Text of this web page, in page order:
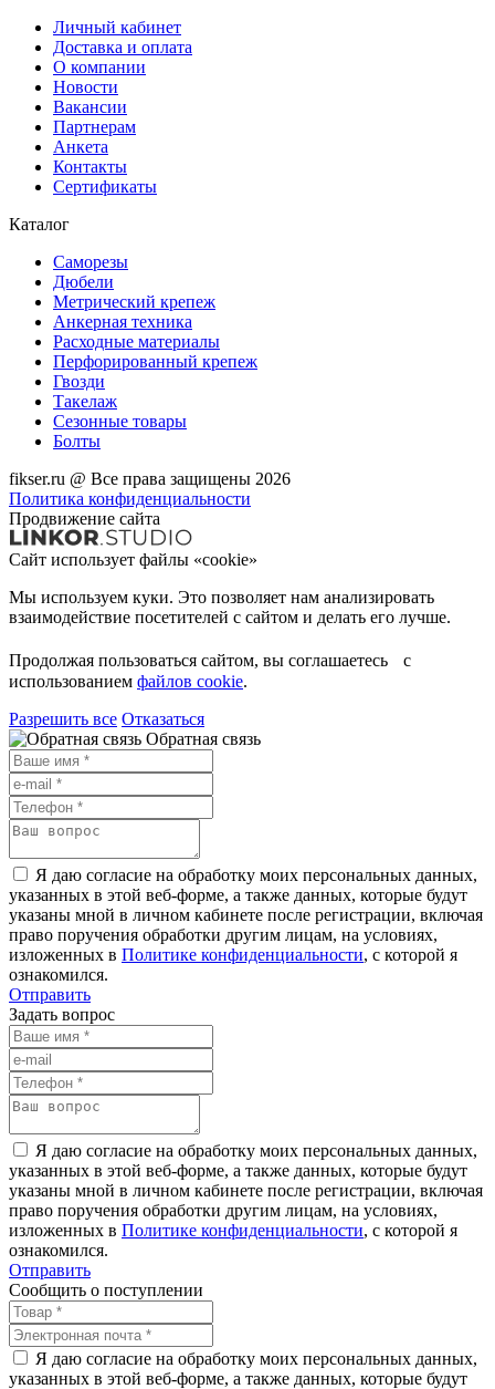
Личный кабинет
Доставка и оплата
О компании
Новости
Вакансии
Партнерам
Анкета
Контакты
Сертификаты
Каталог
Саморезы
Дюбели
Метрический крепеж
Анкерная техника
Расходные материалы
Перфорированный крепеж
Гвозди
Такелаж
Сезонные товары
Болты
fikser.ru @ Все права защищены 2026
Политика конфиденциальности
Продвижение сайта
Сайт использует файлы «cookie»
Мы используем куки. Это позволяет нам анализировать
взаимодействие посетителей с сайтом и делать его лучше.
Продолжая пользоваться сайтом, вы соглашаетесь с
использованием файлов cookie.
Разрешить все Отказаться
Обратная связь
Я даю согласие на обработку моих персональных данных,
указанных в этой веб-форме, а также данных, которые будут
указаны мной в личном кабинете после регистрации, включая
право поручения обработки другим лицам, на условиях,
изложенных в Политике конфиденциальности, с которой я
ознакомился.
Отправить
Задать вопрос
Я даю согласие на обработку моих персональных данных,
указанных в этой веб-форме, а также данных, которые будут
указаны мной в личном кабинете после регистрации, включая
право поручения обработки другим лицам, на условиях,
изложенных в Политике конфиденциальности, с которой я
ознакомился.
Отправить
Сообщить о поступлении
Я даю согласие на обработку моих персональных данных,
указанных в этой веб-форме, а также данных, которые будут